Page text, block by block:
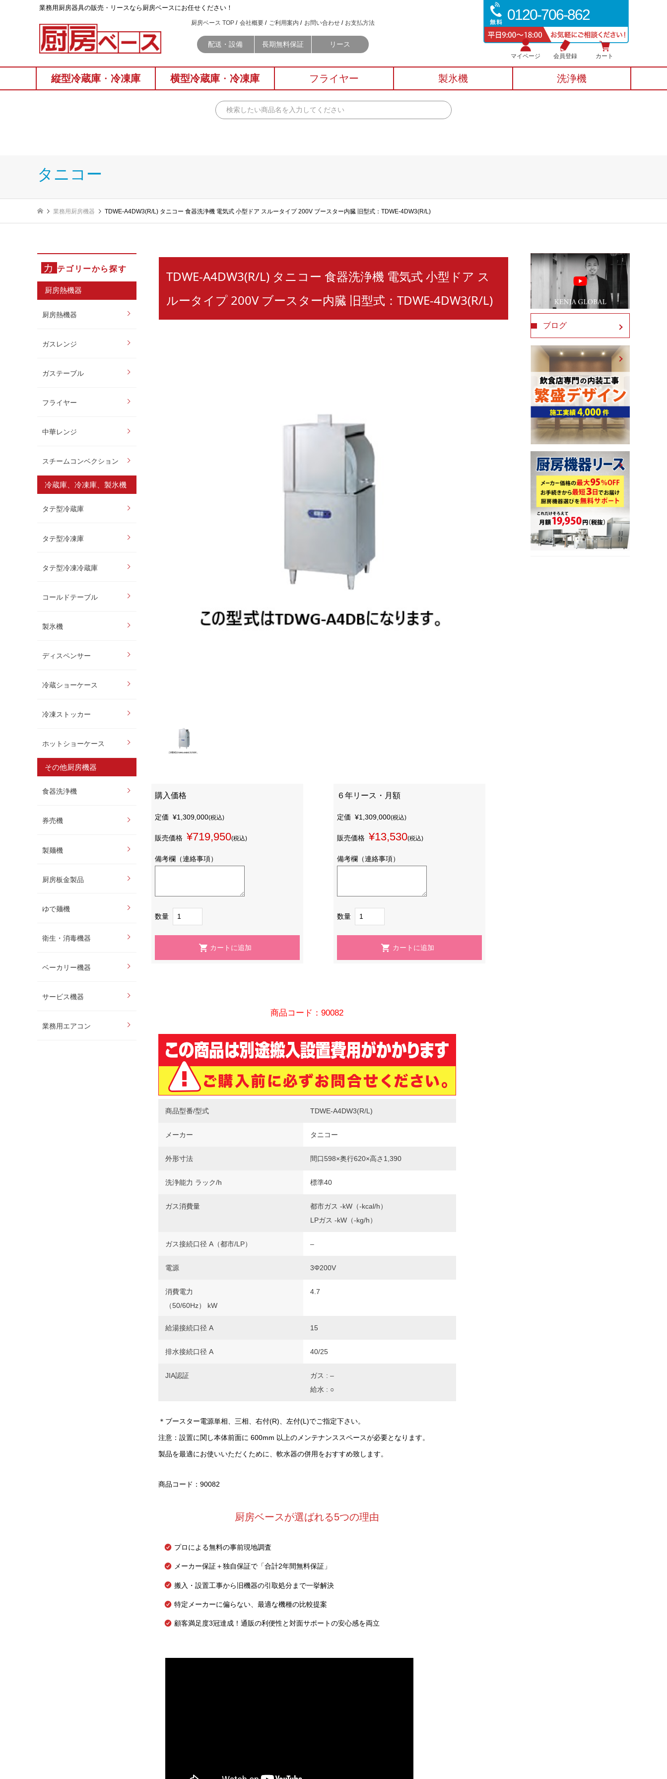
0120-706-862
業務⽤厨房器具の販売・リースなら厨房ベースにお任せください！
厨房ベース TOP 会社概要 ご利用案内 お問い合わせ お支払方法
配送・設備 長期無料保証 リース
マイページ 会員登録 カート
縦型冷蔵庫 ・ 冷凍庫 横型冷蔵庫 ・ 冷凍庫 フライヤー 製氷機 洗浄機
タニコー
業務用厨房機器 TDWE-A4DW3(R/L) タニコー 食器洗浄機 電気式 小型ドア スルータイプ 200V ブースター内臓 旧型式：TDWE-4DW3(R/L)
カ テゴリーから探す
厨房熱機器
厨房熱機器
ガスレンジ
ガステーブル
フライヤー
中華レンジ
スチームコンベクション
冷蔵庫、冷凍庫、製氷機
タテ型冷蔵庫
タテ型冷凍庫
タテ型冷凍冷蔵庫
コールドテーブル
製氷機
ディスペンサー
冷蔵ショーケース
冷凍ストッカー
ホットショーケース
その他厨房機器
食器洗浄機
券売機
製麺機
厨房板金製品
ゆで麺機
衛生・消毒機器
ベーカリー機器
サービス機器
業務用エアコン
TDWE-A4DW3(R/L) タニコー 食器洗浄機 電気式 小型ドア ス
ルータイプ 200V ブースター内臓 旧型式：TDWE-4DW3(R/L)
購入価格
定価 ¥1,309,000(税込)
販売価格 ¥719,950(税込)
備考欄（連絡事項）
数量
６年リース・月額
定価 ¥1,309,000(税込)
販売価格 ¥13,530(税込)
備考欄（連絡事項）
数量
商品コード：90082
商品型番/型式 TDWE-A4DW3(R/L)
メーカー タニコー
外形寸法 間口598×奥行620×高さ1,390
洗浄能力 ラック/h 標準40
ガス消費量
都市ガス -kW（-kcal/h）
LPガス -kW（-kg/h）
ガス接続口径 A（都市/LP） –
電源 3Φ200V
消費電力
（50/60Hz） kW
4.7
給湯接続口径 A 15
排水接続口径 A 40/25
JIA認証
ガス : –
給水 : ○
＊ブースター電源単相、三相、右付(R)、左付(L)でご指定下さい。
注意：設置に関し本体前面に 600mm 以上のメンテナンススペースが必要となります。
製品を最適にお使いいただくために、軟水器の併用をおすすめ致します。
商品コード：90082
厨房ベースが選ばれる5つの理由
プロによる無料の事前現地調査
メーカー保証＋独自保証で「合計2年間無料保証」
搬入・設置工事から旧機器の引取処分まで一挙解決
特定メーカーに偏らない、最適な機種の比較提案
顧客満足度3冠達成！通販の利便性と対面サポートの安心感を両立
ブログ